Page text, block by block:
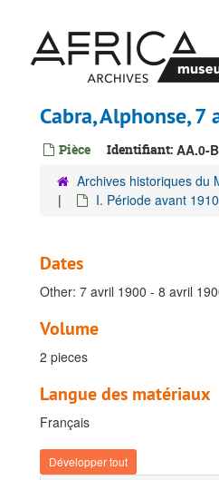
contenu
principal
Cabra, Alphonse,
Pièce Identifiant: AA.0-
Archives historiques du
I. Période avant
Dates
Other: 7 avril 1900 - 8 avril
Volume
2 pieces
Langue des matériaux
Français
Développer tout